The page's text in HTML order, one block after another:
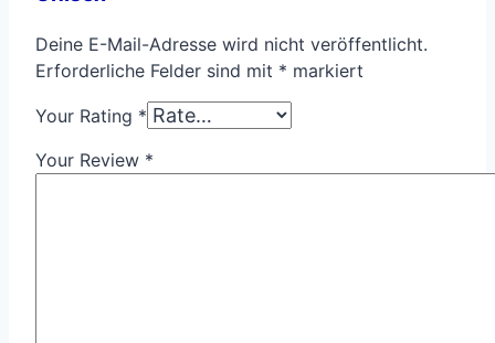
Deine E-Mail-Adresse wird nicht veröffentlicht.
Erforderliche Felder sind mit * markiert
Your Rating *
Your Review *